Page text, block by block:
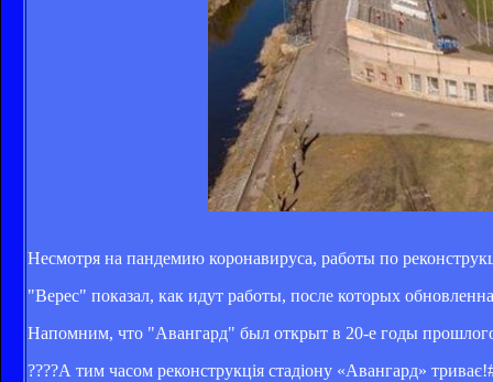
Несмотря на пандемию коронавируса, работы по
"Верес" показал, как идут работы, после которых
Напомним, что "Авангард" был открыт в 20-е годы
????А тим часом реконструкція стадіону «Авангард»